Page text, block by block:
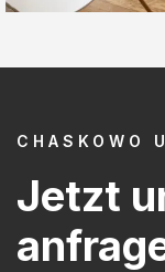
CHASKOWO
Jetzt